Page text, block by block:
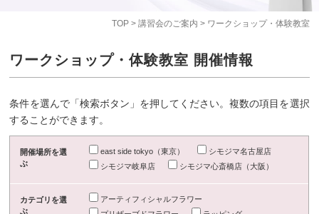
TOP> 講習会のご案内 > ワークショップ・体験教室
ワークショップ・体験教室 開催情報
条件を選んで「検索ボタン」を押してください。複数の項目を選択
することができます。
開催場所を選
ぶ
east side tokyo（東京）
シモジマ名古屋店
シモジマ岐阜店
シモジマ心斎橋店（大阪）
カテゴリを選
ぶ
アーティフィシャルフラワー